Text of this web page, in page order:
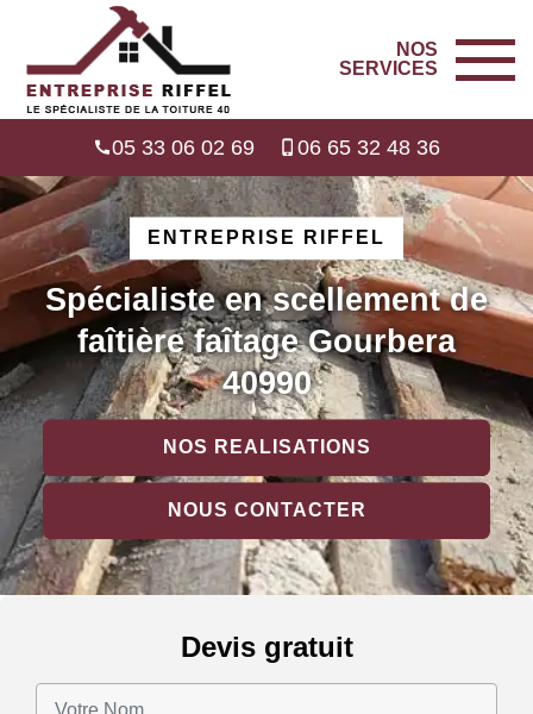
NOS
SERVICES
05 33 06 02 69 06 65 32 48 36
ENTREPRISE RIFFEL
Spécialiste en scellement de
faîtière faîtage Gourbera
40990
NOS REALISATIONS
NOUS CONTACTER
Devis gratuit